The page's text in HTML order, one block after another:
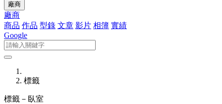
廠商
廠商
商品 作品 型錄 文章 影片 相簿 實績
Google
標籤
標籤－ 臥室